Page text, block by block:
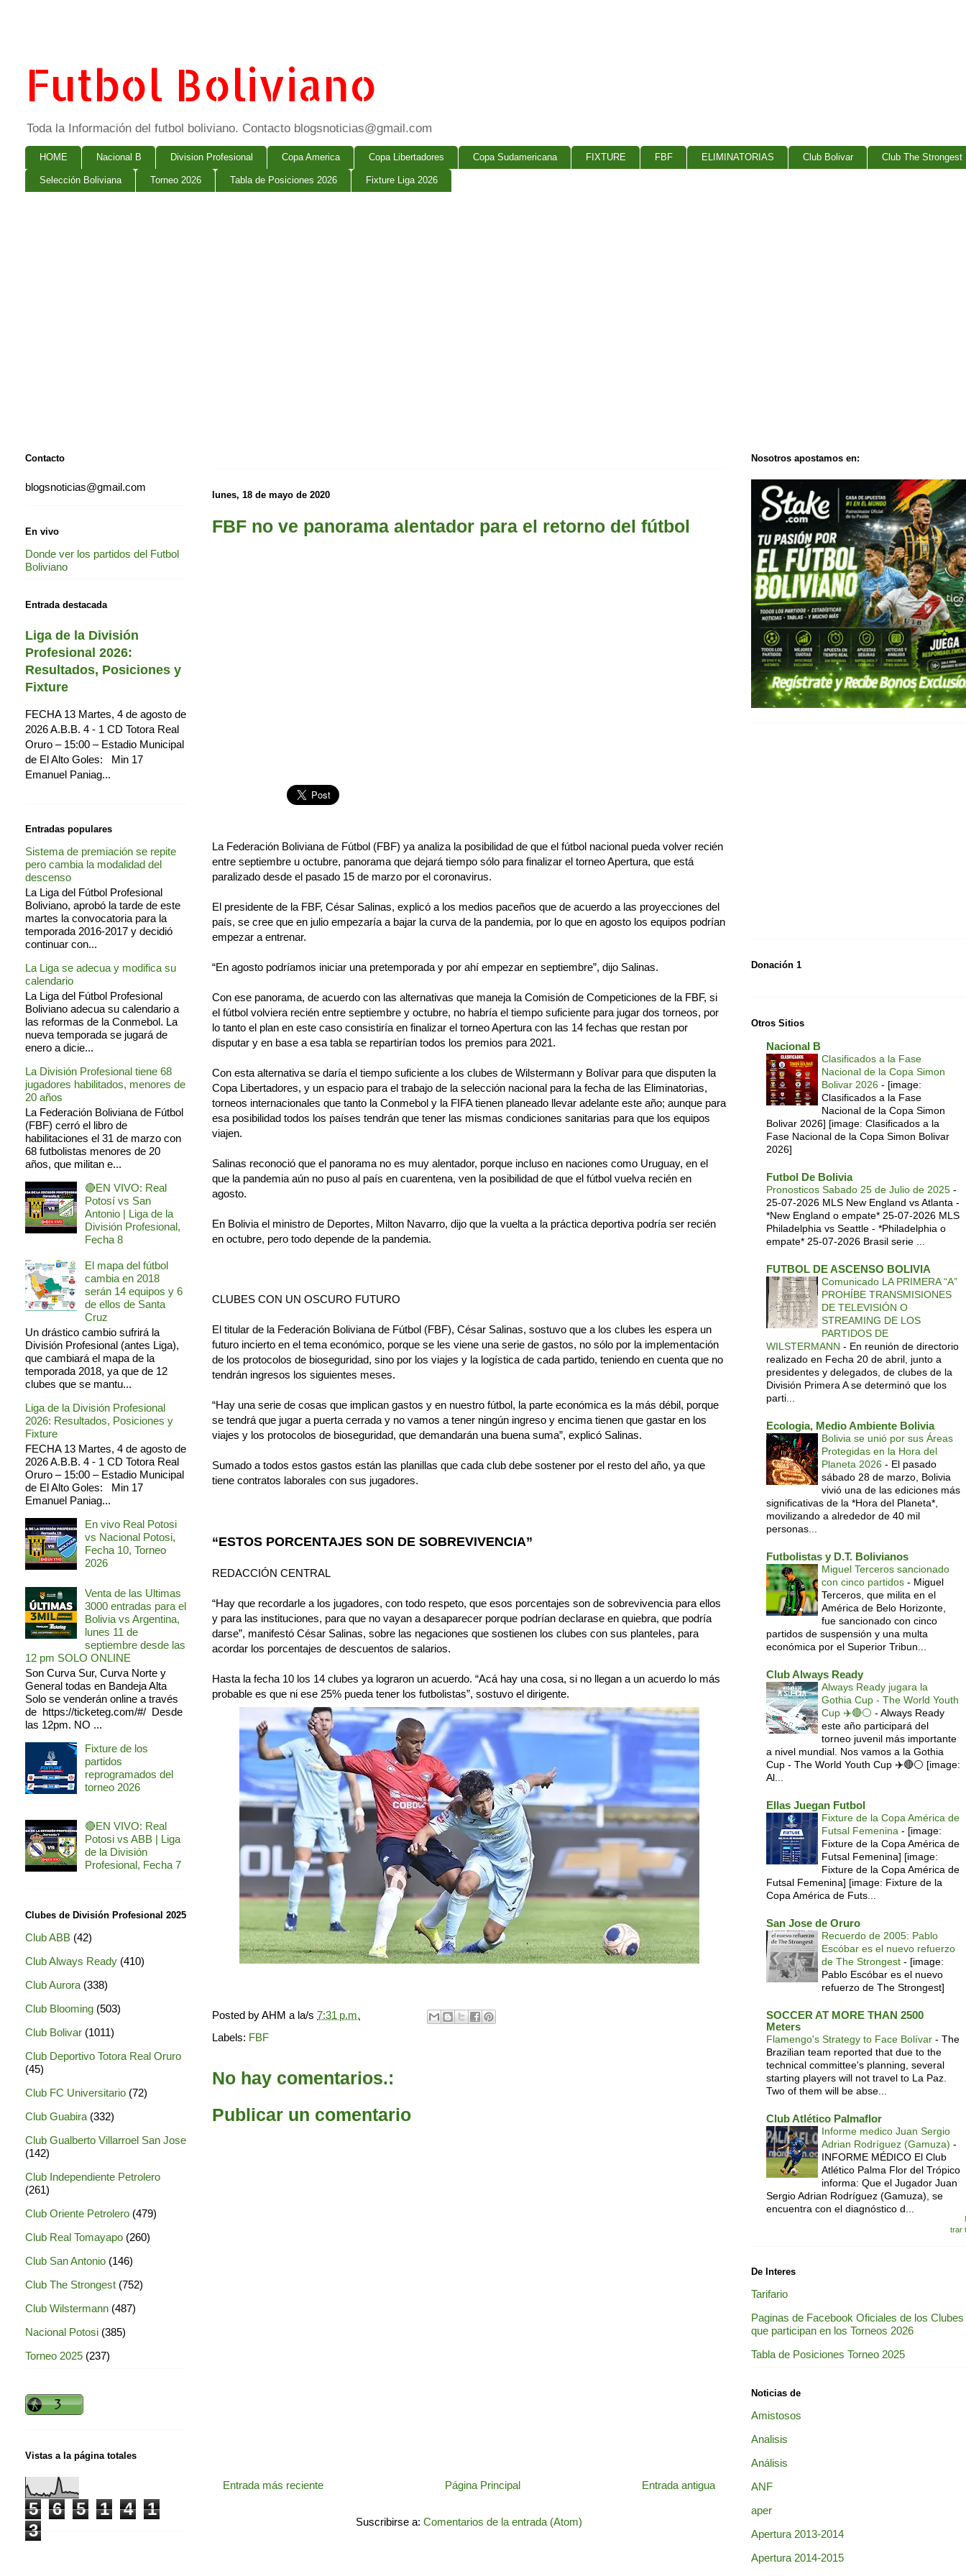
Futbol Boliviano
Toda la Información del futbol boliviano. Contacto blogsnoticias@gmail.com
HOME Nacional B Division Profesional Copa America Copa Libertadores Copa Sudamericana FIXTURE FBF ELIMINATORIAS Club Bolivar Club The Strongest
Selección Boliviana Torneo 2026 Tabla de Posiciones 2026 Fixture Liga 2026
lunes, 18 de mayo de 2020
FBF no ve panorama alentador para el retorno del fútbol
La Federación Boliviana de Fútbol (FBF) ya analiza la posibilidad de que el fútbol nacional pueda volver recién
entre septiembre u octubre, panorama que dejará tiempo sólo para finalizar el torneo Apertura, que está
paralizado desde el pasado 15 de marzo por el coronavirus.
El presidente de la FBF, César Salinas, explicó a los medios paceños que de acuerdo a las proyecciones del
país, se cree que en julio empezaría a bajar la curva de la pandemia, por lo que en agosto los equipos podrían
empezar a entrenar.
“En agosto podríamos iniciar una pretemporada y por ahí empezar en septiembre”, dijo Salinas.
Con ese panorama, de acuerdo con las alternativas que maneja la Comisión de Competiciones de la FBF, si
el fútbol volviera recién entre septiembre y octubre, no habría el tiempo suficiente para jugar dos torneos, por
lo tanto el plan en este caso consistiría en finalizar el torneo Apertura con las 14 fechas que restan por
disputar y en base a esa tabla se repartirían todos los premios para 2021.
Con esta alternativa se daría el tiempo suficiente a los clubes de Wilstermann y Bolívar para que disputen la
Copa Libertadores, y un espacio para el trabajo de la selección nacional para la fecha de las Eliminatorias,
torneos internacionales que tanto la Conmebol y la FIFA tienen planeado llevar adelante este año; aunque para
esa posibilidad todos los países tendrán que tener las mismas condiciones sanitarias para que los equipos
viajen.
Salinas reconoció que el panorama no es muy alentador, porque incluso en naciones como Uruguay, en el
que la pandemia aún no puso al país en cuarentena, ven la posibilidad de que el fútbol vuelva recién en
agosto.
En Bolivia el ministro de Deportes, Milton Navarro, dijo que la vuelta a la práctica deportiva podría ser recién
en octubre, pero todo depende de la pandemia.
CLUBES CON UN OSCURO FUTURO
El titular de la Federación Boliviana de Fútbol (FBF), César Salinas, sostuvo que a los clubes les espera un
futuro incierto en el tema económico, porque se les viene una serie de gastos, no sólo por la implementación
de los protocolos de bioseguridad, sino por los viajes y la logística de cada partido, teniendo en cuenta que no
tendrán ingresos los siguientes meses.
“Hay una serie de cosas que implican gastos y en nuestro fútbol, la parte económica es la más débil, porque
se tendrá que jugar a puerta cerrada y no vamos a tener ningún ingreso y encima tienen que gastar en los
viajes y los protocolos de bioseguridad, que demandarán una buena suma”, explicó Salinas.
Sumado a todos estos gastos están las planillas que cada club debe sostener por el resto del año, ya que
tiene contratos laborales con sus jugadores.
“ESTOS PORCENTAJES SON DE SOBREVIVENCIA”
REDACCIÓN CENTRAL
“Hay que recordarle a los jugadores, con todo respeto, que esos porcentajes son de sobrevivencia para ellos
y para las instituciones, para que no vayan a desaparecer porque podrían declarase en quiebra, que podría
darse”, manifestó César Salinas, sobre las negaciones que sostienen los clubes con sus planteles, para
acordar los porcentajes de descuentos de salarios.
Hasta la fecha 10 los 14 clubes ya lograron un acuerdo. “Acá hay una cosa, si no llegan a un acuerdo lo más
probable es que ni ese 25% pueda tener los futbolistas”, sostuvo el dirigente.
Posted byAHM a la/s 7:31 p.m.
Labels: FBF
No hay comentarios.:
Publicar un comentario
Entrada más reciente Entrada antigua
Página Principal
Suscribirse a: Comentarios de la entrada (Atom)
Contacto
blogsnoticias@gmail.com
En vivo
Donde ver los partidos del Futbol
Boliviano
Entrada destacada
Liga de la División
Profesional 2026:
Resultados, Posiciones y
Fixture
FECHA 13 Martes, 4 de agosto de
2026 A.B.B. 4 - 1 CD Totora Real
Oruro – 15:00 – Estadio Municipal
de El Alto Goles: Min 17
Emanuel Paniag...
Entradas populares
Sistema de premiación se repite
pero cambia la modalidad del
descenso
La Liga del Fútbol Profesional
Boliviano, aprobó la tarde de este
martes la convocatoria para la
temporada 2016-2017 y decidió
continuar con...
La Liga se adecua y modifica su
calendario
La Liga del Fútbol Profesional
Boliviano adecua su calendario a
las reformas de la Conmebol. La
nueva temporada se jugará de
enero a dicie...
La División Profesional tiene 68
jugadores habilitados, menores de
20 años
La Federación Boliviana de Fútbol
(FBF) cerró el libro de
habilitaciones el 31 de marzo con
68 futbolistas menores de 20
años, que militan e...
🔴EN VIVO: Real
Potosí vs San
Antonio | Liga de la
División Profesional,
Fecha 8
El mapa del fútbol
cambia en 2018
serán 14 equipos y 6
de ellos de Santa
Cruz
Un drástico cambio sufrirá la
División Profesional (antes Liga),
que cambiará el mapa de la
temporada 2018, ya que de 12
clubes que se mantu...
Liga de la División Profesional
2026: Resultados, Posiciones y
Fixture
FECHA 13 Martes, 4 de agosto de
2026 A.B.B. 4 - 1 CD Totora Real
Oruro – 15:00 – Estadio Municipal
de El Alto Goles: Min 17
Emanuel Paniag...
En vivo Real Potosi
vs Nacional Potosi,
Fecha 10, Torneo
2026
Venta de las Ultimas
3000 entradas para el
Bolivia vs Argentina,
lunes 11 de
septiembre desde las
12 pm SOLO ONLINE
Son Curva Sur, Curva Norte y
General todas en Bandeja Alta
Solo se venderán online a través
de https://ticketeg.com/#/ Desde
las 12pm. NO ...
Fixture de los
partidos
reprogramados del
torneo 2026
🔴EN VIVO: Real
Potosi vs ABB | Liga
de la División
Profesional, Fecha 7
Clubes de División Profesional 2025
Club ABB (42)
Club Always Ready (410)
Club Aurora (338)
Club Blooming (503)
Club Bolivar (1011)
Club Deportivo Totora Real Oruro
(45)
Club FC Universitario (72)
Club Guabira (332)
Club Gualberto Villarroel San Jose
(142)
Club Independiente Petrolero
(261)
Club Oriente Petrolero (479)
Club Real Tomayapo (260)
Club San Antonio (146)
Club The Strongest (752)
Club Wilstermann (487)
Nacional Potosi (385)
Torneo 2025 (237)
Vistas a la página totales
5 6 5 1 4
1
3
Nosotros apostamos en:
Donación 1
Otros Sitios
Nacional B
Clasificados a la Fase
Nacional de la Copa Simon
Bolivar 2026 - [image:
Clasificados a la Fase
Nacional de la Copa Simon
Bolivar 2026] [image: Clasificados a la
Fase Nacional de la Copa Simon Bolivar
2026]
Futbol De Bolivia
Pronosticos Sabado 25 de Julio de 2025 -
25-07-2026 MLS New England vs Atlanta -
*New England o empate* 25-07-2026 MLS
Philadelphia vs Seattle - *Philadelphia o
empate* 25-07-2026 Brasil serie ...
FUTBOL DE ASCENSO BOLIVIA
Comunicado LA PRIMERA “A”
PROHÍBE TRANSMISIONES
DE TELEVISIÓN O
STREAMING DE LOS
PARTIDOS DE
WILSTERMANN - En reunión de directorio
realizado en Fecha 20 de abril, junto a
presidentes y delegados, de clubes de la
División Primera A se determinó que los
parti...
Ecologia, Medio Ambiente Bolivia
Bolivia se unió por sus Áreas
Protegidas en la Hora del
Planeta 2026 - El pasado
sábado 28 de marzo, Bolivia
vivió una de las ediciones más
significativas de la *Hora del Planeta*,
movilizando a alrededor de 40 mil
personas...
Futbolistas y D.T. Bolivianos
Miguel Terceros sancionado
con cinco partidos - Miguel
Terceros, que milita en el
América de Belo Horizonte,
fue sancionado con cinco
partidos de suspensión y una multa
económica por el Superior Tribun...
Club Always Ready
Always Ready jugara la
Gothia Cup - The World Youth
Cup ✈️🔴⚪️ - Always Ready
este año participará del
torneo juvenil más importante
a nivel mundial. Nos vamos a la Gothia
Cup - The World Youth Cup ✈️🔴⚪️ [image:
Al...
Ellas Juegan Futbol
Fixture de la Copa América de
Futsal Femenina - [image:
Fixture de la Copa América de
Futsal Femenina] [image:
Fixture de la Copa América de
Futsal Femenina] [image: Fixture de la
Copa América de Futs...
San Jose de Oruro
Recuerdo de 2005: Pablo
Escóbar es el nuevo refuerzo
de The Strongest - [image:
Pablo Escóbar es el nuevo
refuerzo de The Strongest]
SOCCER AT MORE THAN 2500
Meters
Flamengo's Strategy to Face Bolívar - The
Brazilian team reported that due to the
technical committee's planning, several
starting players will not travel to La Paz.
Two of them will be abse...
Club Atlético Palmaflor
Informe medico Juan Sergio
Adrian Rodríguez (Gamuza) -
INFORME MÉDICO El Club
Atlético Palma Flor del Trópico
informa: Que el Jugador Juan
Sergio Adrian Rodríguez (Gamuza), se
encuentra con el diagnóstico d...
trar
De Interes
Tarifario
Paginas de Facebook Oficiales de los Clubes
que participan en los Torneos 2026
Tabla de Posiciones Torneo 2025
Noticias de
Amistosos
Analisis
Análisis
ANF
aper
Apertura 2013-2014
Apertura 2014-2015